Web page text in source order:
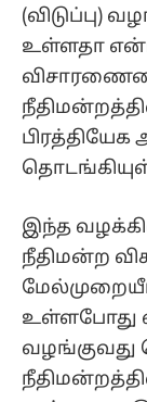
(விடுப்பு)
உள்ளதா
பிரத்தியேக
இந்த
நீதிமன்ற
உள்ளபோது